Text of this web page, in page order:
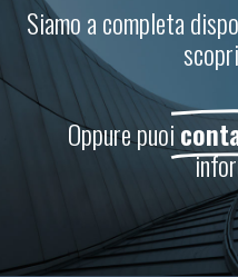
Siamo a completa
Oppure puoi